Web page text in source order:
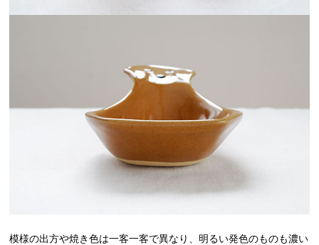
模様の出方や焼き色は一客一客で異なり、明るい発色のものも濃い